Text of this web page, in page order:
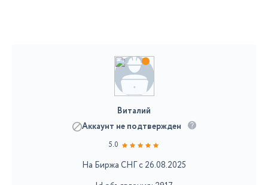
Виталий
Аккаунт не подтвержден
5.0
На Биржа СНГ с 26.08.2025